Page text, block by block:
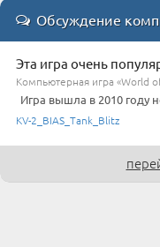
Обсуждение
Эта игра очень
Компьютерная игра «World
Игра вышла в 2010 году
KV-2_BIAS_Tank_Blitz